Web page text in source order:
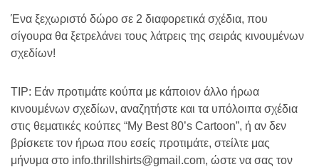
Ένα ξεχωριστό δώρο σε 2 διαφορετικά σχέδια, που
σίγουρα θα ξετρελάνει τους λάτρεις της σειράς κινουμένων
σχεδίων!
TIP: Εάν προτιμάτε κούπα με κάποιον άλλο ήρωα
κινουμένων σχεδίων, αναζητήστε και τα υπόλοιπα σχέδια
στις θεματικές κούπες “My Best 80’s Cartoon”, ή αν δεν
βρίσκετε τον ήρωα που εσείς προτιμάτε, στείλτε μας
μήνυμα στο info.thrillshirts@gmail.com, ώστε να σας τον